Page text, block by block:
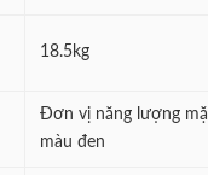
18.5kg
Đơn vị năng lượng
màu đen